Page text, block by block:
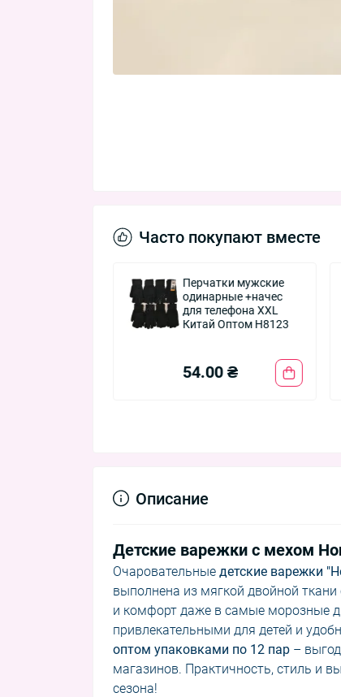
Часто покупают вместе
Перчатки мужские
одинарные +начес
для телефона XXL
Китай Оптом H8123
54.00 ₴
Описание
Детские варежки с мехом
Очаровательные детские варежки
выполнена из мягкой двойной
и комфорт даже в самые морозные
привлекательными для детей и
оптом упаковками по 12 пар –
магазинов. Практичность, стиль и
сезона!